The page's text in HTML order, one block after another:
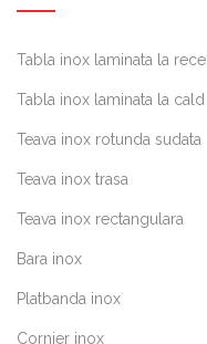
Tabla inox laminata la rece
Tabla inox laminata la cald
Teava inox rotunda sudata
Teava inox trasa
Teava inox rectangulara
Bara inox
Platbanda inox
Cornier inox